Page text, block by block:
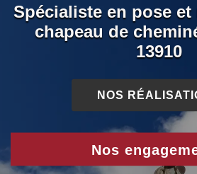
Spécialiste en pose
chapeau de
13910
NOS
Nos